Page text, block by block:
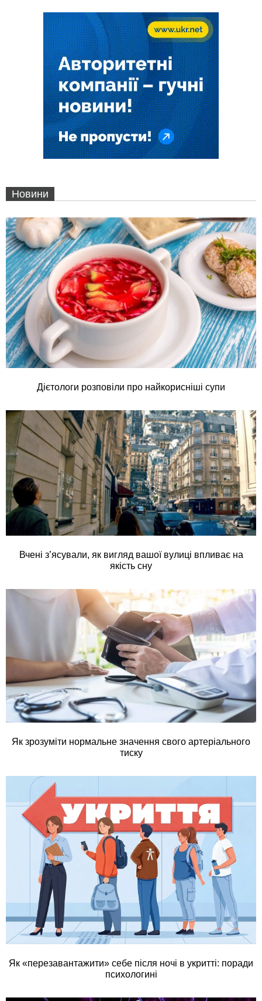
Новини
Дієтологи розповіли про найкорисніші супи
Вчені з’ясували, як вигляд вашої вулиці впливає на
якість сну
Як зрозуміти нормальне значення свого артеріального
тиску
Як «перезавантажити» себе після ночі в укритті: поради
психологині